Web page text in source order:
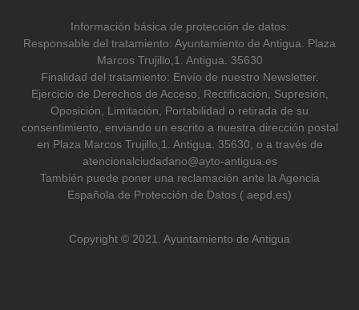
Información básica de protección de datos:
Responsable del tratamiento: Ayuntamiento de Antigua. Plaza
Marcos Trujillo,1. Antigua. 35630
Finalidad del tratamiento: Envío de nuestro Newsletter.
Ejercicio de Derechos de Acceso, Rectificación, Supresión,
Oposición, Limitación, Portabilidad o retirada de su
consentimiento, enviando un escrito a nuestra dirección postal
en Plaza Marcos Trujillo,1. Antigua. 35630, o a través de
atencionalciudadano@ayto-antigua.es
También puede poner una reclamación ante la Agencia
Española de Protección de Datos ( aepd.es)
Copyright © 2021. Ayuntamiento de Antigua